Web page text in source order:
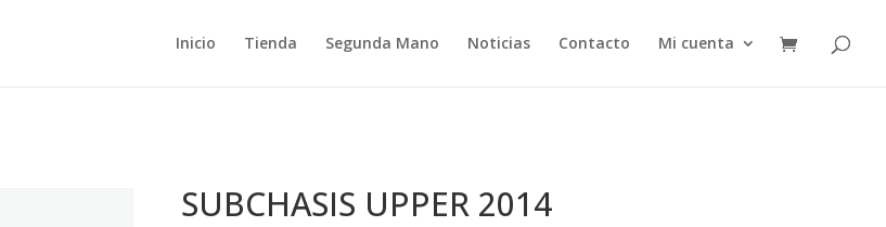
Inicio Tienda Segunda Mano Noticias Contacto Mi cuenta
SUBCHASIS UPPER 2014